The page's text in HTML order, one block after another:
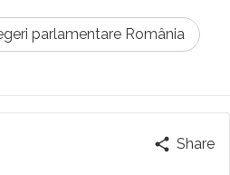
parlamentare România
Share